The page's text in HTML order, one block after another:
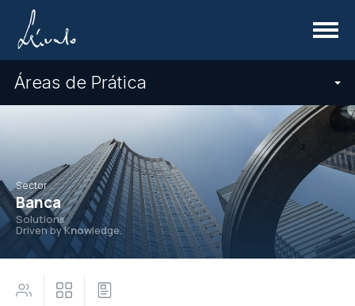
Menu
Áreas de Prática
Sector
Banca
Solutions
Driven by Knowledge.